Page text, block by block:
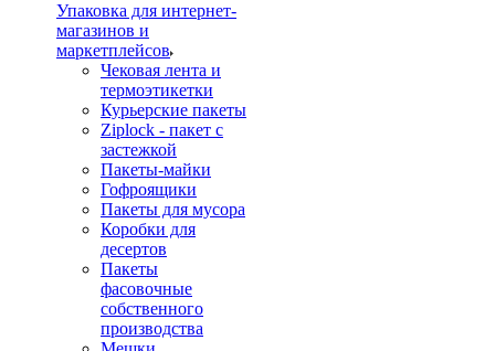
Упаковка для интернет-
магазинов и
маркетплейсов
Чековая лента и
термоэтикетки
Курьерские пакеты
Ziplock - пакет с
застежкой
Пакеты-майки
Гофроящики
Пакеты для мусора
Коробки для
десертов
Пакеты
фасовочные
собственного
производства